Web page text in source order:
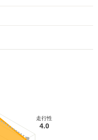
走行性
4.0